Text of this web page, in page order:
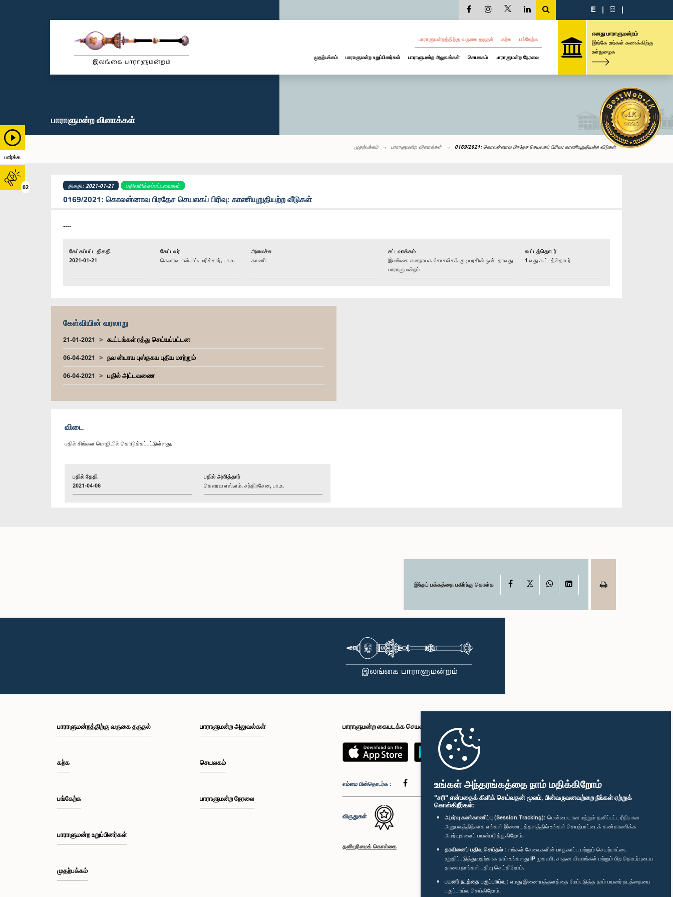
உங்கள் அந்தரங்கத்தை நாம் மதிக்கிறோம்
"சரி" என்பதைக் கிளிக் செய்வதன் மூலம், பின்வருவனவற்றை நீங்கள் ஏற்றுக்
கொள்கிறீர்கள்:
அமர்வு கண்காணிப்பு (Session Tracking): மென்மையான மற்றும் தனிப்பட்ட ரீதியான
அனுபவத்திற்காக எங்கள் இணையத்தளத்தில் உங்கள் செயற்பாட்டைக் கண்காணிக்க
அமர்வுகளைப் பயன்படுத்துகிறோம்.
தரவினைப் பதிவு செய்தல் : எங்கள் சேவைகளின் பாதுகாப்பு மற்றும் செயற்பாட்டை
உறுதிப்படுத்துவதற்காக நாம் உங்களது IP முகவரி, சாதன விவரங்கள் மற்றும் பிற தொடர்புடைய
தரவை நாங்கள் பதிவு செய்கிறோம்.
பயனர் நடத்தை பகுப்பாய்வு : எமது இணையத்தளத்தை மேம்படுத்த நாம் பயனர் நடத்தையை
பகுப்பாய்வு செய்கிறோம்.
பார்க்க
02
E | සි |
பாராளுமன்றத்திற்கு வருகை தருதல் கற்க பங்கேற்க
முதற்பக்கம் பாராளுமன்ற உறுப்பினர்கள் பாராளுமன்ற அலுவல்கள் செயலகம் பாராளுமன்ற நேரலை
எனது பாராளுமன்றம்
இங்கே உங்கள் கணக்கிற்கு
உள்நுழைக
பாராளுமன்ற வினாக்கள்
முதற்பக்கம் பாராளுமன்ற வினாக்கள் 0169/2021: கொலன்னாவ பிரதேச செயலகப் பிரிவு: காணியுறுதியற்ற வீடுகள்
திகதி: 2021-01-21 பதிலளிக்கப்பட்டவைகள்
0169/2021: கொலன்னாவ பிரதேச செயலகப் பிரிவு: காணியுறுதியற்ற வீடுகள்
----
கேட்கப்பட்ட திகதி
2021-01-21
கேட்டவர்
கௌரவ எஸ்.எம். மரிக்கார், பா.உ.
அமைச்சு
காணி
சட்டவாக்கம்
இலங்கை சனநாயக சோசலிசக் குடியரசின் ஒன்பதாவது
பாராளுமன்றம்
கூட்டத்தொடர்
1 வது கூட்டத்தொடர்
கேள்வியின் வரலாறு
21-01-2021
கூட்டங்கள் ரத்து செய்யப்பட்டன
06-04-2021
நவ ன்யாய புஸ்தகய புதிய மாற்றும்
06-04-2021
பதில் அட்டவணை
விடை
பதில் சிங்கள மொழியில் கொடுக்கப்பட்டுள்ளது.
பதில் தேதி
2021-04-06
பதில் அளித்தார்
கௌரவ எஸ்.எம். சந்திரசேன, பா.உ.
இந்தப் பக்கத்தை பகிர்ந்து கொள்க Facebook WhatsAppLinkedIn
பாராளுமன்றத்திற்கு வருகை தருதல்
கற்க
பங்கேற்க
பாராளுமன்ற உறுப்பினர்கள்
முதற்பக்கம்
பாராளுமன்ற அலுவல்கள்
செயலகம்
பாராளுமன்ற நேரலை
பாராளுமன்ற கையடக்க செயலி
எம்மை பின்தொடர்க :
விருதுகள்
தனியுரிமைக் கொள்கை